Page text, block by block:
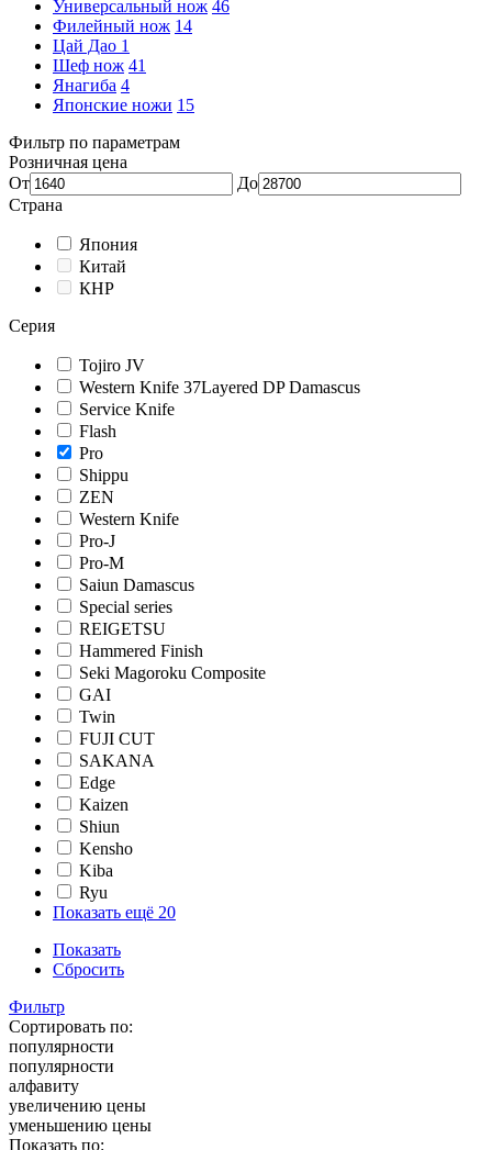
Универсальный нож 46
Филейный нож 14
Цай Дао 1
Шеф нож 41
Янагиба 4
Японские ножи 15
Фильтр по параметрам
Розничная цена
От
До
Страна
Япония
Китай
КНР
Серия
Tojiro JV
Western Knife 37Layered DP Damascus
Service Knife
Flash
Pro
Shippu
ZEN
Western Knife
Pro-J
Pro-M
Saiun Damascus
Special series
REIGETSU
Hammered Finish
Seki Magoroku Composite
GAI
Twin
FUJI CUT
SAKANA
Edge
Kaizen
Shiun
Kensho
Kiba
Ryu
Показать ещё 20
Показать
Сбросить
Фильтр
Сортировать по:
популярности
популярности
алфавиту
увеличению цены
уменьшению цены
Показать по: